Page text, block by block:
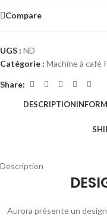
Compare
UGS : ND
Catégorie : Machine à café
Share:
DESCRIPTION
Description
Aurora présente un